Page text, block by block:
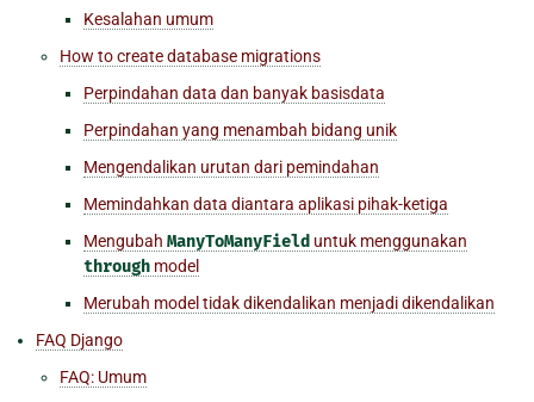
Kesalahan umum
How to create database migrations
Perpindahan data dan banyak basisdata
Perpindahan yang menambah bidang unik
Mengendalikan urutan dari pemindahan
Memindahkan data diantara aplikasi pihak-ketiga
Mengubah ManyToManyField untuk menggunakan
through model
Merubah model tidak dikendalikan menjadi dikendalikan
FAQ Django
FAQ: Umum